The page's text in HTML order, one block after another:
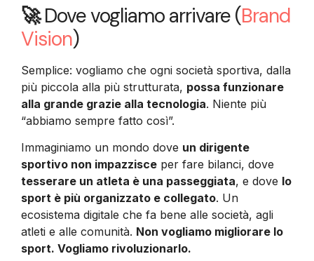
🚀Dove vogliamo arrivare (Brand
Vision)
Semplice: vogliamo che ogni società sportiva, dalla
più piccola alla più strutturata, possa funzionare
alla grande grazie alla tecnologia. Niente più
“abbiamo sempre fatto così”.
Immaginiamo un mondo dove un dirigente
sportivo non impazzisce per fare bilanci, dove
tesserare un atleta è una passeggiata, e dove lo
sport è più organizzato e collegato. Un
ecosistema digitale che fa bene alle società, agli
atleti e alle comunità. Non vogliamo migliorare lo
sport. Vogliamo rivoluzionarlo.